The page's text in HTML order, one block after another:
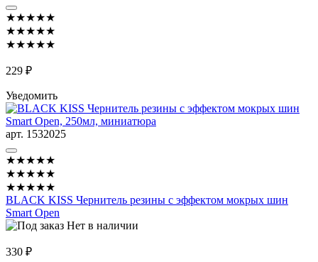
★★★★★
★★★★★
★★★★★
229 ₽
Уведомить
арт. 1532025
★★★★★
★★★★★
★★★★★
BLACK KISS Чернитель резины с эффектом мокрых шин
Smart Open
Нет в наличии
330 ₽